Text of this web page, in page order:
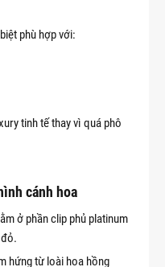
phù hợp với:
tinh tế thay vì quá phô
cánh hoa
ở phần clip phủ platinum
hứng từ loài hoa hồng